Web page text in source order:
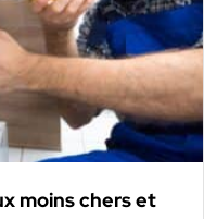
moins chers et